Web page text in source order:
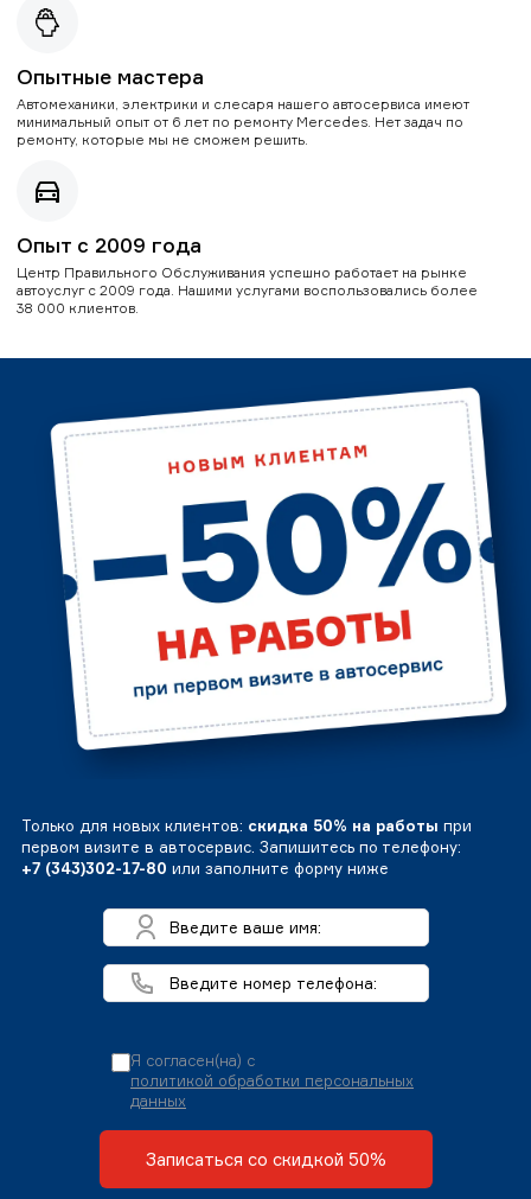
Опытные мастера
Автомеханики, электрики и слесаря нашего автосервиса имеют
минимальный опыт от 6 лет по ремонту Mercedes. Нет задач по
ремонту, которые мы не сможем решить.
Опыт с 2009 года
Центр Правильного Обслуживания успешно работает на рынке
автоуслуг с 2009 года. Нашими услугами воспользовались более
38 000 клиентов.
Только для новых клиентов: скидка 50% на работы при
первом визите в автосервис. Запишитесь по телефону:
+7 (343)302-17-80 или заполните форму ниже
Я согласен(на) с
политикой обработки персональных
данных
Записаться со скидкой 50%